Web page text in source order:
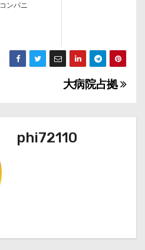
コンパニ
大病院占拠
phi72110